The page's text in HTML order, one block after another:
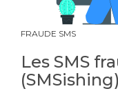
FRAUDE SMS
Les SMS